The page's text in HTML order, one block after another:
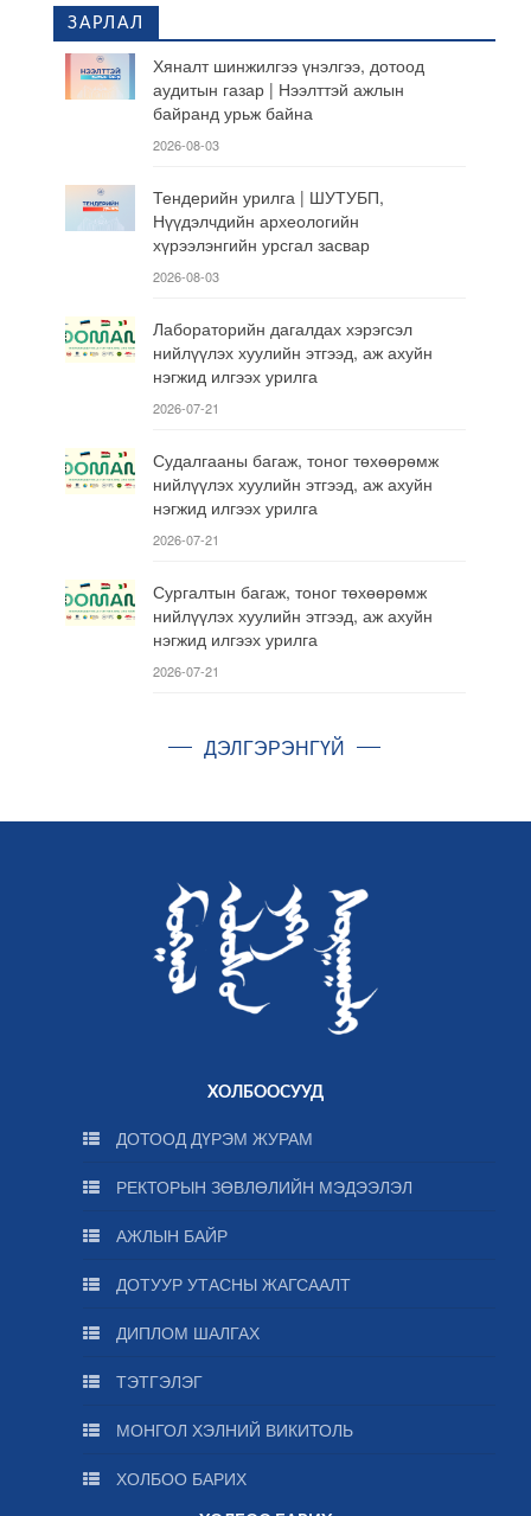
ЗАРЛАЛ
Хяналт шинжилгээ үнэлгээ, дотоод
аудитын газар | Нээлттэй ажлын
байранд урьж байна
2026-08-03
Тендерийн урилга | ШУТУБП,
Нүүдэлчдийн археологийн
хүрээлэнгийн урсгал засвар
2026-08-03
Лабораторийн дагалдах хэрэгсэл
нийлүүлэх хуулийн этгээд, аж ахуйн
нэгжид илгээх урилга
2026-07-21
Судалгааны багаж, тоног төхөөрөмж
нийлүүлэх хуулийн этгээд, аж ахуйн
нэгжид илгээх урилга
2026-07-21
Сургалтын багаж, тоног төхөөрөмж
нийлүүлэх хуулийн этгээд, аж ахуйн
нэгжид илгээх урилга
2026-07-21
ДЭЛГЭРЭНГҮЙ
ХОЛБООСУУД
ДОТООД ДҮРЭМ ЖУРАМ
РЕКТОРЫН ЗӨВЛӨЛИЙН МЭДЭЭЛЭЛ
АЖЛЫН БАЙР
ДОТУУР УТАСНЫ ЖАГСААЛТ
ДИПЛОМ ШАЛГАХ
ТЭТГЭЛЭГ
МОНГОЛ ХЭЛНИЙ ВИКИТОЛЬ
ХОЛБОО БАРИХ